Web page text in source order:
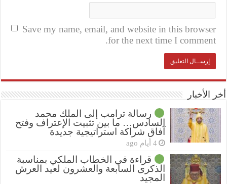
Save my name, email, and website in this browser
for the next time I comment.
أخر الأخبار
رسالة ترامب إلى الملك محمد
السادس… ما بين تثبيت الإعتراف وفتح
آفاق شراكة استراتيجية جديدة
4 أيام ago
قراءة في الخطاب الملكي بمناسبة
الذكرى السابعة والعشرون لعيد العرش
المجيد